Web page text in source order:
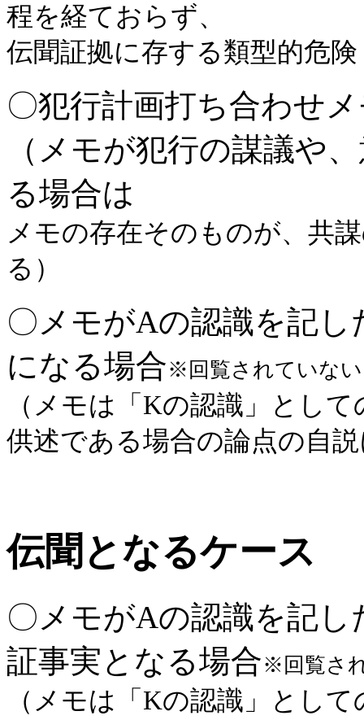
程を経ておらず、
伝聞証拠に存する類型的危
〇犯行計画打ち合わせ
（メモが犯行の謀議や
る場合は
メモの存在そのものが、共
る）
〇メモがAの認識を記
になる場合※回覧されていない
（メモは「Kの認識」とし
供述である場合の論点の自
伝聞となるケース
〇メモがAの認識を記
証事実となる場合※回覧さ
（メモは「Kの認識」とし